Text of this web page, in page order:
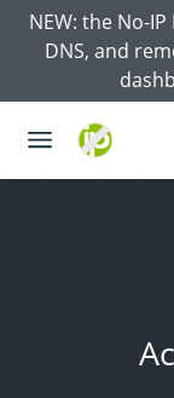
NEW: the No-
DNS, and